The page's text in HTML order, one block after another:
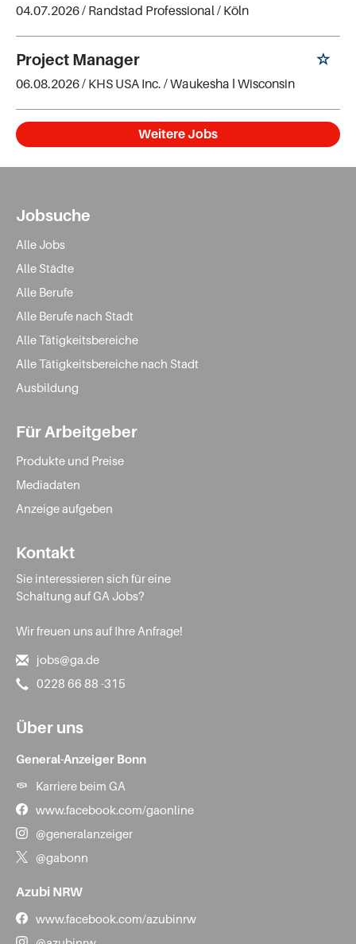
04.07.2026 / Randstad Professional/ Köln
Project Manager
06.08.2026 / KHS USA Inc. / Waukesha ǀ Wisconsin
Weitere Jobs
Jobsuche
Alle Jobs
Alle Städte
Alle Berufe
Alle Berufe nach Stadt
Alle Tätigkeitsbereiche
Alle Tätigkeitsbereiche nach Stadt
Ausbildung
Für Arbeitgeber
Produkte und Preise
Mediadaten
Anzeige aufgeben
Kontakt
Sie interessieren sich für eine
Schaltung auf GA Jobs?
Wir freuen uns auf Ihre Anfrage!
jobs@ga.de
0228 66 88 -315
Über uns
General-Anzeiger Bonn
Karriere beim GA
www.facebook.com/gaonline
@generalanzeiger
@gabonn
Azubi NRW
www.facebook.com/azubinrw